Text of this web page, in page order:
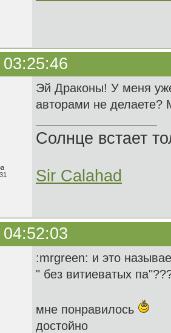
Эй Драконы! У меня
авторами не делаете?
Солнце встает
Sir Calahad
:mrgreen: и это
" без витиеватых
мне понравилось
достойно